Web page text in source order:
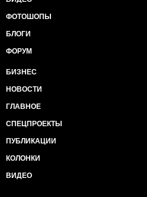
ФОТОШОПЫ
БЛОГИ
ФОРУМ
БИЗНЕС
НОВОСТИ
ГЛАВНОЕ
СПЕЦПРОЕКТЫ
ПУБЛИКАЦИИ
КОЛОНКИ
ВИДЕО